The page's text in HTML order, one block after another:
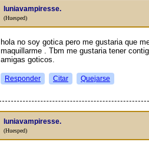
luniavampiresse.
(Huesped)
hola no soy gotica pero me gustaria que
maquillarme . Tbm me gustaria tener
amigas goticos.
Responder Citar Quejarse
luniavampiresse.
(Huesped)